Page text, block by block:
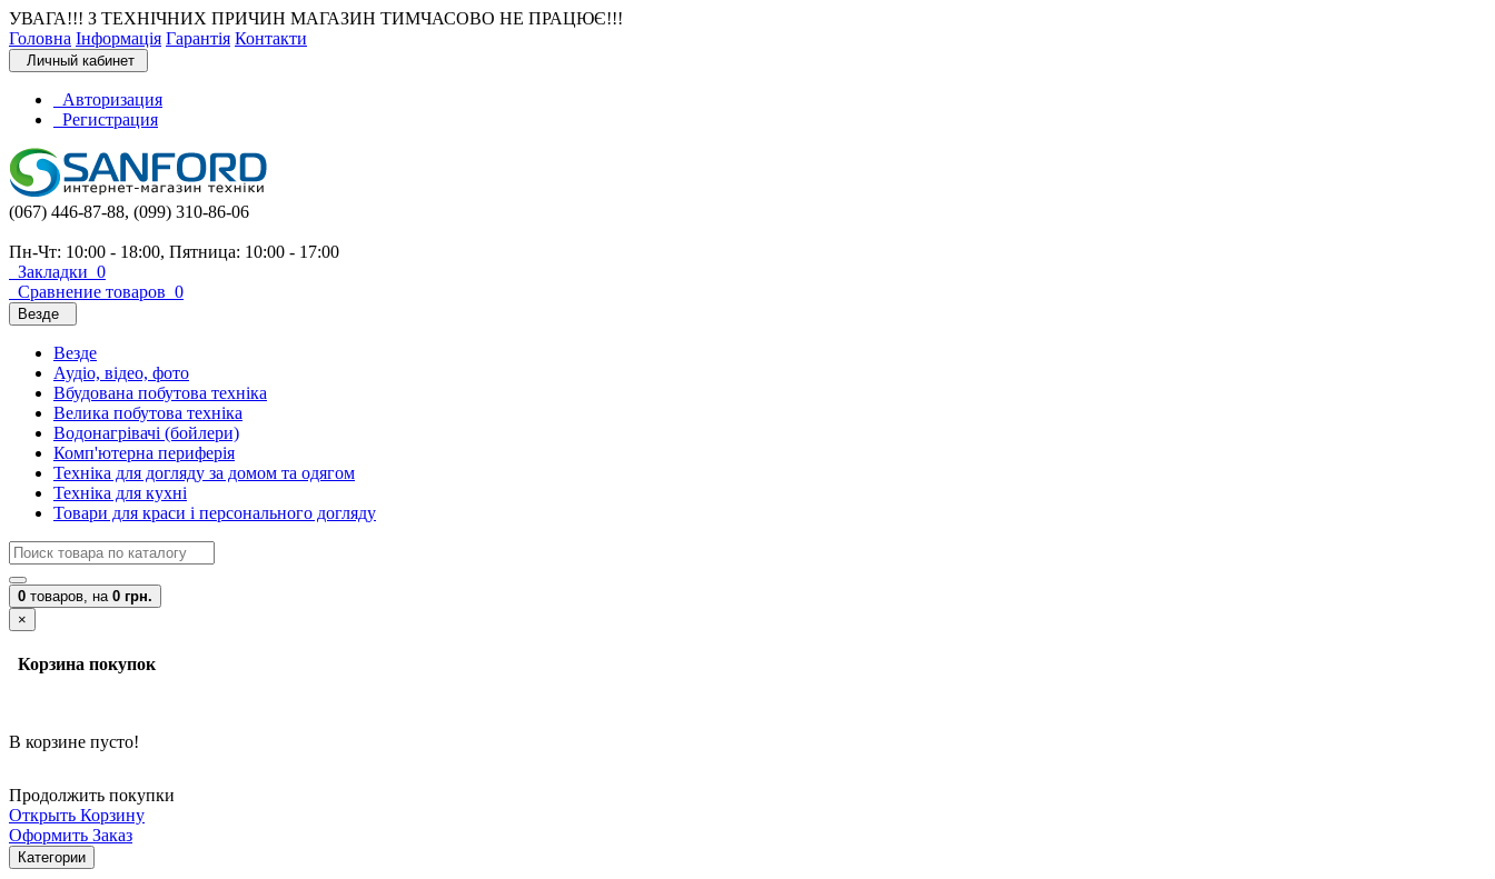
УВАГА!!! З ТЕХНІЧНИХ ПРИЧИН МАГАЗИН ТИМЧАСОВО НЕ ПРАЦЮЄ!!!
Головна Інформація Гарантія Контакти
Личный кабинет
Авторизация
Регистрация
(067) 446-87-88, (099) 310-86-06
Пн-Чт: 10:00 - 18:00, Пятница: 10:00 - 17:00
Закладки 0
Сравнение товаров 0
Везде
Везде
Аудіо, відео, фото
Вбудована побутова техніка
Велика побутова техніка
Водонагрівачі (бойлери)
Комп'ютерна периферія
Техніка для догляду за домом та одягом
Техніка для кухні
Товари для краси і персонального догляду
0 товаров, на 0 грн.
×
Корзина покупок
В корзине пусто!
Продолжить покупки
Открыть Корзину
Оформить Заказ
Категории